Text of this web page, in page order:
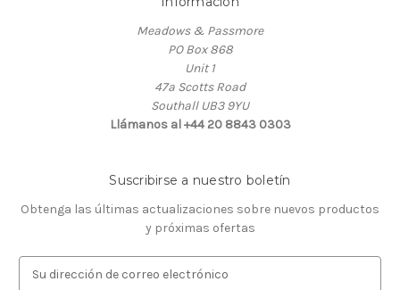
Meadows & Passmore
PO Box 868
Unit 1
47a Scotts Road
Southall UB3 9YU
Llámanos al +44 20 8843 0303
Suscribirse a nuestro boletín
Obtenga las últimas actualizaciones sobre nuevos productos
y próximas ofertas